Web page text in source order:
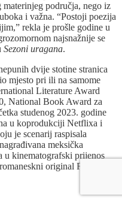
materinjeg područja, nego iz
i važna. “Postoji poezija
rekla je prošle godine u
najsnažnije se
Sezoni uragana.
dvije stotine stranica
mjesto pri ili na samome
Literature Award
National Book Award za
studenog 2023. godine
u koprodukciji Netflixa i
je scenarij raspisala
meksička
u kinematografski prijenos
original Fernande